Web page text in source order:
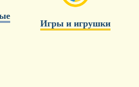
Игры и игрушки